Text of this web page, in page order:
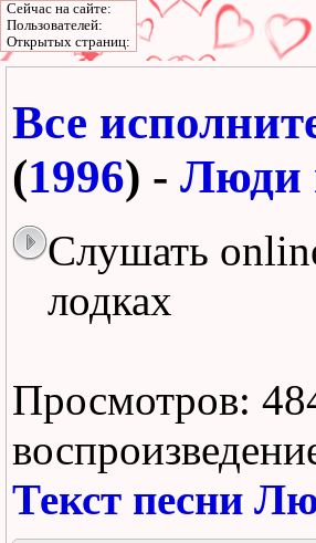
Все
(1996) - Люди
Слушать
лодках
Просмотров:
Текст песни
Сейчас на сайте:
Пользователей:
Открытых страниц: